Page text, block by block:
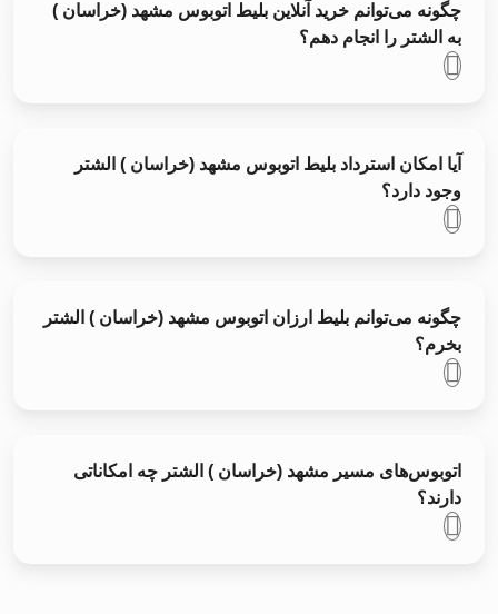
چگونه می‌توانم خرید آنلاین بلیط اتوبوس مشهد (خراسان )
به الشتر را انجام دهم؟
آیا امکان استرداد بلیط اتوبوس مشهد (خراسان ) الشتر
وجود دارد؟
چگونه می‌توانم بلیط ارزان اتوبوس مشهد (خراسان ) الشتر
بخرم؟
اتوبوس‌های مسیر مشهد (خراسان ) الشتر چه امکاناتی
دارند؟